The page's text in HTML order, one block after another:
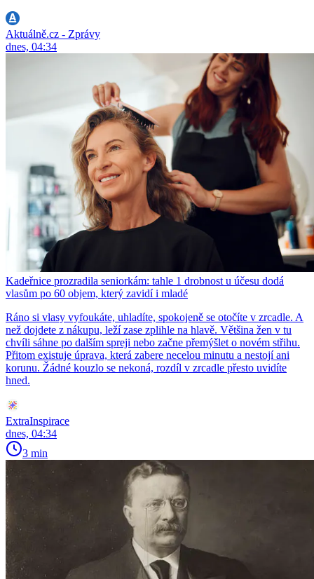
Aktuálně.cz - Zprávy
dnes, 04:34
Kadeřnice prozradila seniorkám: tahle 1 drobnost u účesu dodá
vlasům po 60 objem, který zavidí i mladé
Ráno si vlasy vyfoukáte, uhladíte, spokojeně se otočíte v zrcadle. A
než dojdete z nákupu, leží zase zplihle na hlavě. Většina žen v tu
chvíli sáhne po dalším spreji nebo začne přemýšlet o novém střihu.
Přitom existuje úprava, která zabere necelou minutu a nestojí ani
korunu. Žádné kouzlo se nekoná, rozdíl v zrcadle přesto uvidíte
hned.
ExtraInspirace
dnes, 04:34
3 min